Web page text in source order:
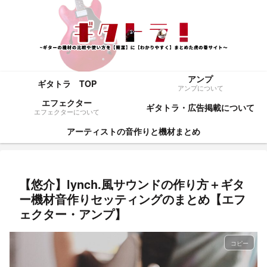
ギタトラ TOP アンプ
アンプについて
エフェクター
エフェクターについて
ギタトラ・広告掲載について
アーティストの音作りと機材まとめ
【悠介】lynch.風サウンドの作り方＋ギタ
ー機材音作りセッティングのまとめ【エフ
ェクター・アンプ】
コピー